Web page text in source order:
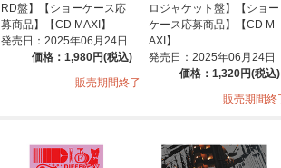
RD盤】【ショーケース応
募商品】【CD MAXI】
発売日：2025年06月24日
価格：1,980円(税込)
販売期間終了
ロジャケット盤】【ショー
ケース応募商品】【CD M
AXI】
発売日：2025年06月24日
価格：1,320円(税込)
販売期間終